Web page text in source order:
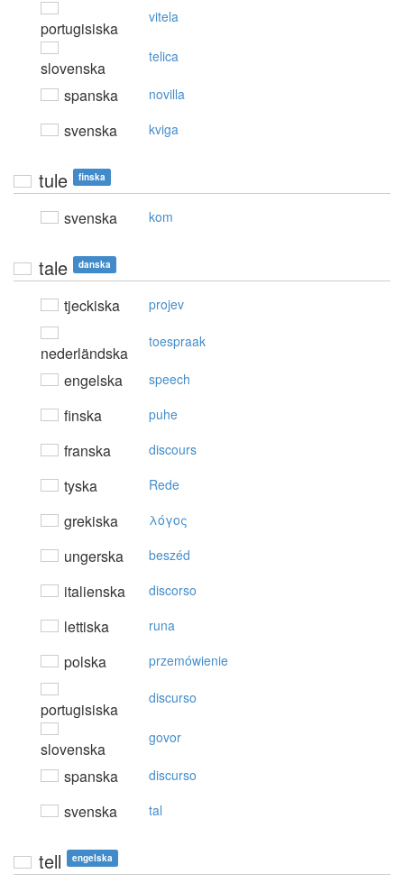
portugisiska
vitela
slovenska
telica
spanska novilla
svenska kviga
tule finska
svenska kom
tale danska
tjeckiska projev
nederländska
toespraak
engelska speech
finska puhe
franska discours
tyska Rede
grekiska λόγoς
ungerska beszéd
italienska discorso
lettiska runa
polska przemówienie
portugisiska
discurso
slovenska
govor
spanska discurso
svenska tal
tell engelska